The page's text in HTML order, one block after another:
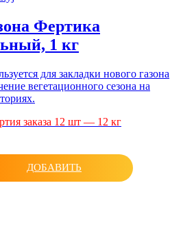
Фертика
1 кг
для закладки нового газона
вегетационного сезона на
заказа 12 шт — 12 кг
ДОБАВИТЬ